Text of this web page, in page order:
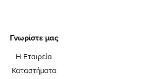
Γνωρίστε μας
Η Εταιρεία
Καταστήματα